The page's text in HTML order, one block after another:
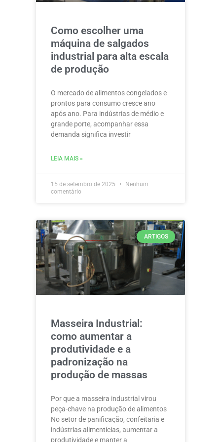
Como escolher uma
máquina de salgados
industrial para alta escala
de produção
O mercado de alimentos congelados e
prontos para consumo cresce ano
após ano. Para indústrias de médio e
grande porte, acompanhar essa
demanda significa investir
LEIA MAIS »
15 de setembro de 2025
Nenhum
comentário
ARTIGOS
Masseira Industrial:
como aumentar a
produtividade e a
padronização na
produção de massas
Por que a masseira industrial virou
peça-chave na produção de alimentos
No setor de panificação, confeitaria e
indústrias alimentícias, aumentar a
produtividade e manter a